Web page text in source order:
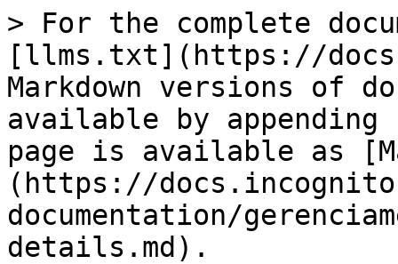
> For the complete
[llms.txt](https://
Markdown versions of
available by
page is available as
(https://
documentation/
details.md).